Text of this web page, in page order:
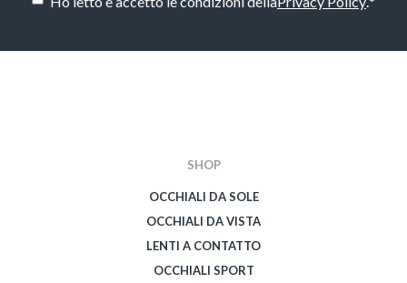
SHOP
OCCHIALI DA SOLE
OCCHIALI DA VISTA
LENTI A CONTATTO
OCCHIALI SPORT